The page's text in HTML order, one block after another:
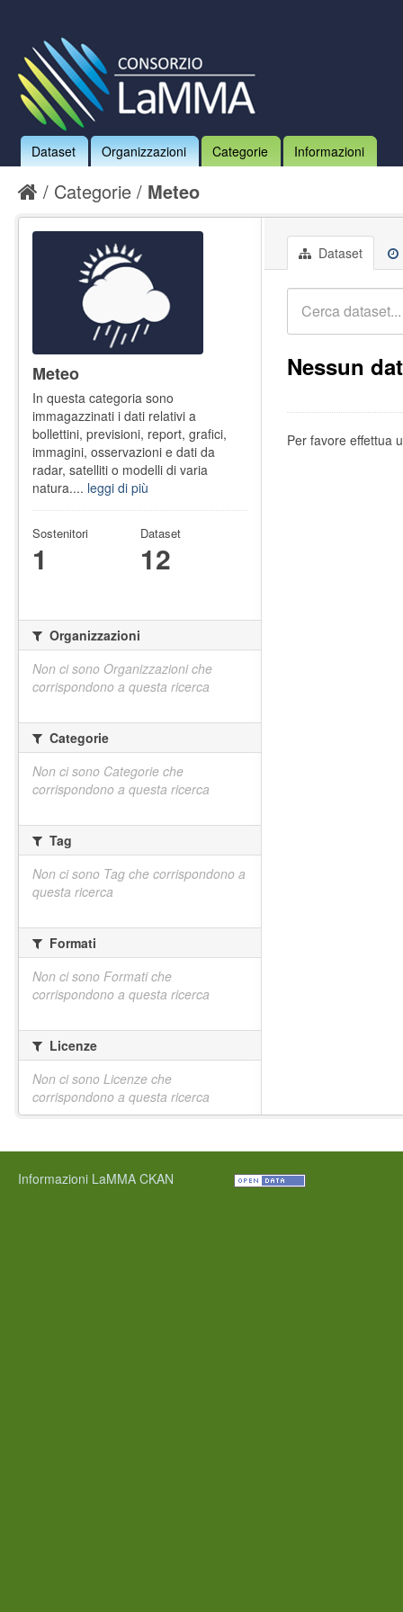
Dataset Organizzazioni Categorie Informazioni
Categorie Meteo
Dataset
Nessun
Per favore effettua
Meteo
In questa categoria sono
immagazzinati i dati relativi a
bollettini, previsioni, report, grafici,
immagini, osservazioni e dati da
radar, satelliti o modelli di varia
natura.... leggi di più
Sostenitori
1
Dataset
12
Organizzazioni
Non ci sono Organizzazioni che
corrispondono a questa ricerca
Categorie
Non ci sono Categorie che
corrispondono a questa ricerca
Tag
Non ci sono Tag che corrispondono a
questa ricerca
Formati
Non ci sono Formati che
corrispondono a questa ricerca
Licenze
Non ci sono Licenze che
corrispondono a questa ricerca
Informazioni LaMMA CKAN